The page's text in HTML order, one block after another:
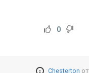
0
Chesterton от